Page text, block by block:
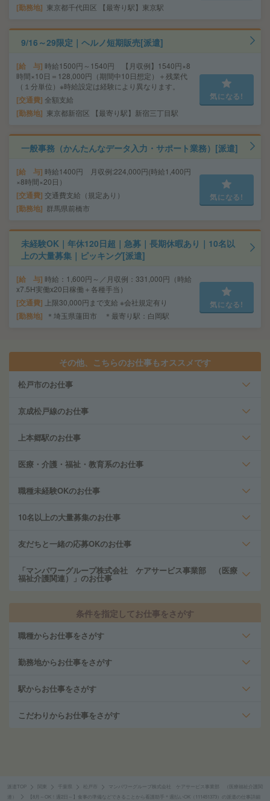
勤務地 東京都千代田区 【最寄り駅】東京駅
9/16～29限定｜ヘルノ短期販売[派遣]
給 与 時給1500円～1540円 【月収例】1540円×8
時間×10日＝128,000円（期間中10日想定）＋残業代
（１分単位）※時給設定は経験により異なります。
交通費 全額支給
勤務地 東京都新宿区 【最寄り駅】新宿三丁目駅
気になる!
一般事務（かんたんなデータ入力・サポート業務）[派遣]
給 与 時給1400円 月収例:224,000円(時給1,400円
×8時間×20日）
交通費 交通費支給（規定あり）
勤務地 群馬県前橋市
気になる!
未経験OK｜年休120日超｜急募｜長期休暇あり｜10名以
上の大量募集｜ピッキング[派遣]
給 与 時給：1,600円～／月収例：331,000円（時給
x7.5H実働x20日稼働＋各種手当）
交通費 上限30,000円まで支給 ※会社規定有り
勤務地 ＊埼玉県蓮田市 ＊最寄り駅：白岡駅
気になる!
その他、こちらのお仕事もオススメです
松戸市のお仕事
京成松戸線のお仕事
上本郷駅のお仕事
医療・介護・福祉・教育系のお仕事
職種未経験OKのお仕事
10名以上の大量募集のお仕事
友だちと一緒の応募OKのお仕事
「マンパワーグループ株式会社 ケアサービス事業部 （医療
福祉介護関連）」のお仕事
条件を指定してお仕事をさがす
職種からお仕事をさがす
勤務地からお仕事をさがす
駅からお仕事をさがす
こだわりからお仕事をさがす
派遣TOP 千葉県 松戸市
マンパワーグループ株式会社 ケアサービス事業部 （医療福祉介護関
連）
【8月～OK！週2日～】食事の準備などできることから看護助手＊週払いOK（111451373）の派遣の仕事詳細